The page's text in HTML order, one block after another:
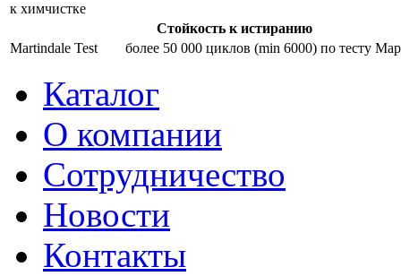
к химчистке
Стойкость к истиранию
Martindale Test
более 50 000 циклов (min 6000) по тесту
Каталог
О компании
Сотрудничество
Новости
Контакты